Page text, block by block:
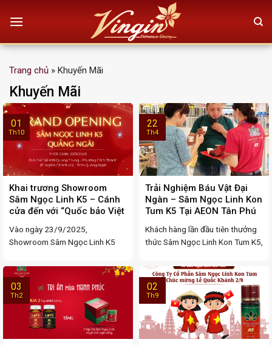
Trang chủ » Khuyến Mãi
Khuyến Mãi
Khai trương Showroom
Sâm Ngọc Linh K5 – Cánh
cửa đến với “Quốc bảo Việt
Vào ngày 23/9/2025,
Showroom Sâm Ngọc Linh K5
...
01
Th10
Trải Nghiệm Báu Vật Đại
Ngàn – Sâm Ngọc Linh Kon
Tum K5 Tại AEON Tân Phú
Khách hàng lần đầu tiên thưởng
thức Sâm Ngọc Linh Kon Tum K5,
22
Th4
03
Th2
02
Th9